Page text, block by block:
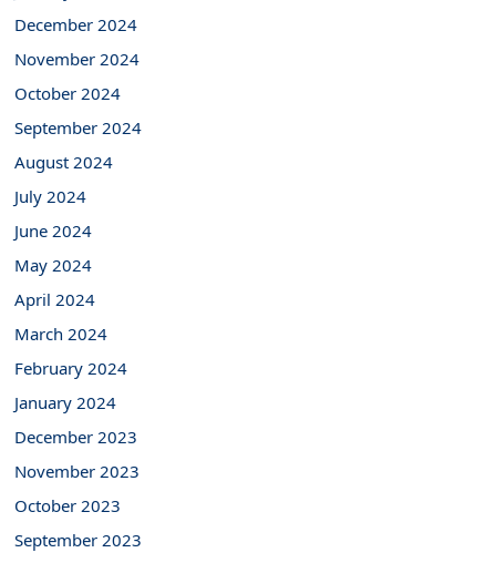
December 2024
November 2024
October 2024
September 2024
August 2024
July 2024
June 2024
May 2024
April 2024
March 2024
February 2024
January 2024
December 2023
November 2023
October 2023
September 2023